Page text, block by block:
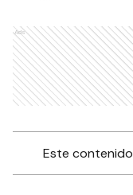
Ads
Este